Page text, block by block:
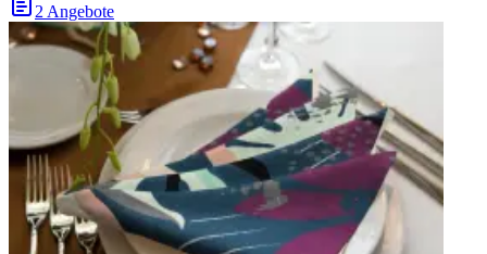
2 Angebote